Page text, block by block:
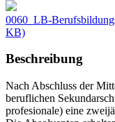
0060_LB-
KB)
Beschreibung
Nach Abschluss der
beruflichen
profesionale) eine